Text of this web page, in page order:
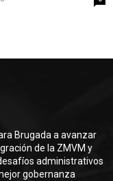
Brugada a avanzar
de la ZMVM y
administrativos
gobernanza